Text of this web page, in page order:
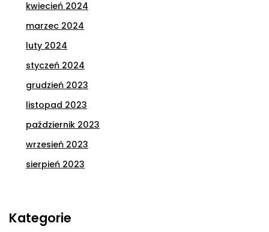
kwiecień 2024
marzec 2024
luty 2024
styczeń 2024
grudzień 2023
listopad 2023
październik 2023
wrzesień 2023
sierpień 2023
Kategorie